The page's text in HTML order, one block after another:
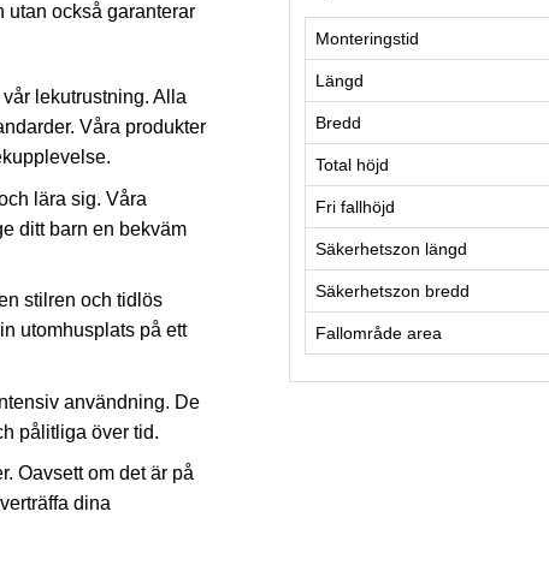
utan också garanterar
lekutrustning. Alla
Våra produkter
lära sig. Våra
ditt barn en bekväm
stilren och tidlös
utomhusplats på ett
användning. De
pålitliga över tid.
Oavsett om det är på
dina
Monteringstid
Längd
Bredd
Total höjd
Fri fallhöjd
Säkerhetszon längd
Säkerhetszon bredd
Fallområde area